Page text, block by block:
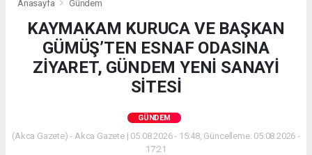
Anasayfa Gündem
KAYMAKAM KURUCA VE BAŞKAN
GÜMÜŞ’TEN ESNAF ODASINA
ZİYARET, GÜNDEM YENİ SANAYİ
SİTESİ
GÜNDEM
(Akca Gazete) - Akca Gazete | 05.08.2026 - 15:48, Güncelleme: 05.08.2026 -
17:21